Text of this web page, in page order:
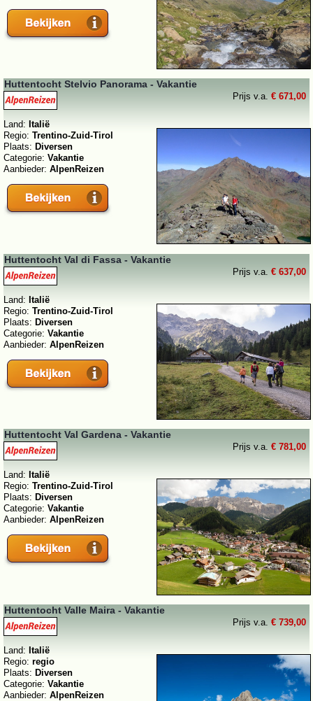
Huttentocht Stelvio Panorama - Vakantie
Prijs v.a. € 671,00
Land: Italië
Regio: Trentino-Zuid-Tirol
Plaats: Diversen
Categorie: Vakantie
Aanbieder: AlpenReizen
Huttentocht Val di Fassa - Vakantie
Prijs v.a. € 637,00
Land: Italië
Regio: Trentino-Zuid-Tirol
Plaats: Diversen
Categorie: Vakantie
Aanbieder: AlpenReizen
Huttentocht Val Gardena - Vakantie
Prijs v.a. € 781,00
Land: Italië
Regio: Trentino-Zuid-Tirol
Plaats: Diversen
Categorie: Vakantie
Aanbieder: AlpenReizen
Huttentocht Valle Maira - Vakantie
Prijs v.a. € 739,00
Land: Italië
Regio: regio
Plaats: Diversen
Categorie: Vakantie
Aanbieder: AlpenReizen